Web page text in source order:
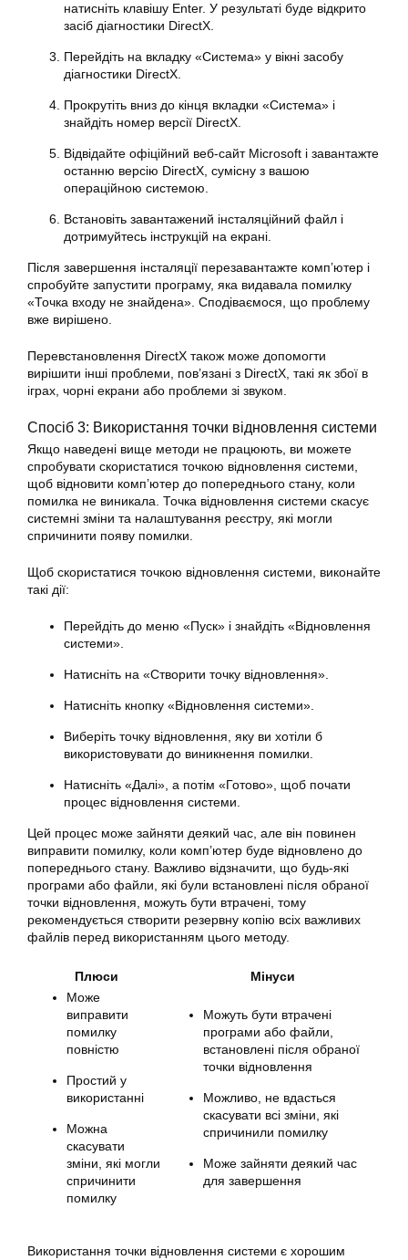
натисніть клавішу Enter. У результаті буде відкрито
засіб діагностики DirectX.
Перейдіть на вкладку «Система» у вікні засобу
діагностики DirectX.
Прокрутіть вниз до кінця вкладки «Система» і
знайдіть номер версії DirectX.
Відвідайте офіційний веб-сайт Microsoft і завантажте
останню версію DirectX, сумісну з вашою
операційною системою.
Встановіть завантажений інсталяційний файл і
дотримуйтесь інструкцій на екрані.
Після завершення інсталяції перезавантажте комп’ютер і
спробуйте запустити програму, яка видавала помилку
«Точка входу не знайдена». Сподіваємося, що проблему
вже вирішено.
Перевстановлення DirectX також може допомогти
вирішити інші проблеми, пов’язані з DirectX, такі як збої в
іграх, чорні екрани або проблеми зі звуком.
Спосіб 3: Використання точки відновлення системи
Якщо наведені вище методи не працюють, ви можете
спробувати скористатися точкою відновлення системи,
щоб відновити комп’ютер до попереднього стану, коли
помилка не виникала. Точка відновлення системи скасує
системні зміни та налаштування реєстру, які могли
спричинити появу помилки.
Щоб скористатися точкою відновлення системи, виконайте
такі дії:
Перейдіть до меню «Пуск» і знайдіть «Відновлення
системи».
Натисніть на «Створити точку відновлення».
Натисніть кнопку «Відновлення системи».
Виберіть точку відновлення, яку ви хотіли б
використовувати до виникнення помилки.
Натисніть «Далі», а потім «Готово», щоб почати
процес відновлення системи.
Цей процес може зайняти деякий час, але він повинен
виправити помилку, коли комп’ютер буде відновлено до
попереднього стану. Важливо відзначити, що будь-які
програми або файли, які були встановлені після обраної
точки відновлення, можуть бути втрачені, тому
рекомендується створити резервну копію всіх важливих
файлів перед використанням цього методу.
Плюси
Мінуси
Може
виправити
помилку
повністю
Простий у
використанні
Можна
скасувати
зміни, які могли
спричинити
помилку
Можуть бути втрачені
програми або файли,
встановлені після обраної
точки відновлення
Можливо, не вдасться
скасувати всі зміни, які
спричинили помилку
Може зайняти деякий час
для завершення
Використання точки відновлення системи є хорошим